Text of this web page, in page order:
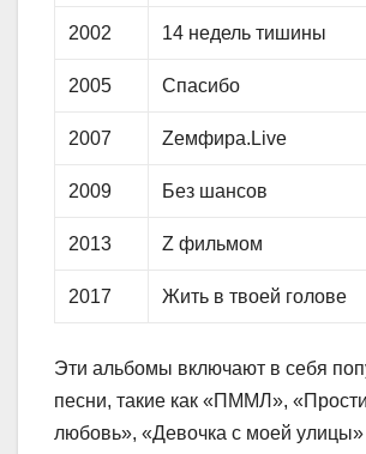
2002 14 недель тишины
2005 Спасибо
2007 Zемфира.Live
2009 Без шансов
2013 Z фильмом
2017 Жить в твоей голове
Эти альбомы включают в себя
песни, такие как «ПММЛ»,
любовь», «Девочка с моей